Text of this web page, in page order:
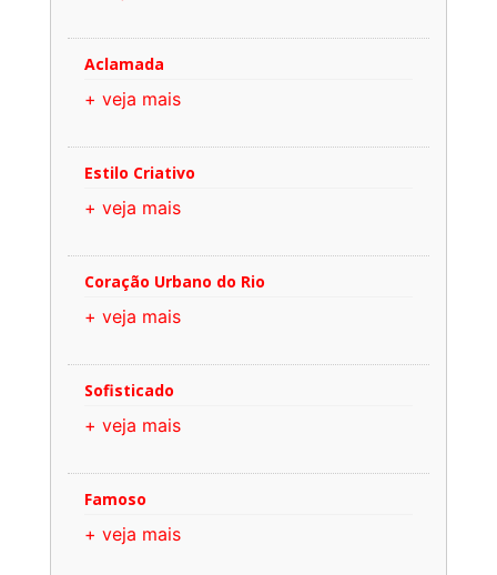
Aclamada
+ veja mais
Estilo Criativo
+ veja mais
Coração Urbano do Rio
+ veja mais
Sofisticado
+ veja mais
Famoso
+ veja mais